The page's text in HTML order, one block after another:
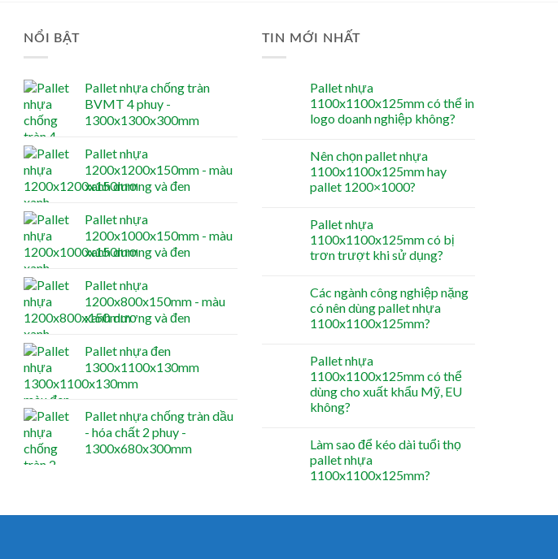
NỔI BẬT
Pallet nhựa chống tràn
BVMT 4 phuy -
1300x1300x300mm
Pallet nhựa
1200x1200x150mm - màu
xanh dương và đen
Pallet nhựa
1200x1000x150mm - màu
xanh dương và đen
Pallet nhựa
1200x800x150mm - màu
xanh dương và đen
Pallet nhựa đen
1300x1100x130mm
Pallet nhựa chống tràn dầu
- hóa chất 2 phuy -
1300x680x300mm
TIN MỚI NHẤT
Pallet nhựa
1100x1100x125mm có thể in
logo doanh nghiệp không?
Nên chọn pallet nhựa
1100x1100x125mm hay
pallet 1200×1000?
Pallet nhựa
1100x1100x125mm có bị
trơn trượt khi sử dụng?
Các ngành công nghiệp nặng
có nên dùng pallet nhựa
1100x1100x125mm?
Pallet nhựa
1100x1100x125mm có thể
dùng cho xuất khẩu Mỹ, EU
không?
Làm sao để kéo dài tuổi thọ
pallet nhựa
1100x1100x125mm?